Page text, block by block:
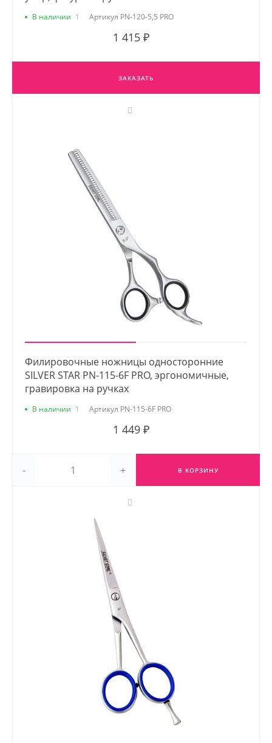
В наличии 1 Артикул PN-120-5,5 PRO
1 415 ₽
ЗАКАЗАТЬ
Филировочные ножницы односторонние
SILVER STAR PN-115-6F PRO, эргономичные,
гравировка на ручках
В наличии 1 Артикул PN-115-6F PRO
1 449 ₽
- + В КОРЗИНУ